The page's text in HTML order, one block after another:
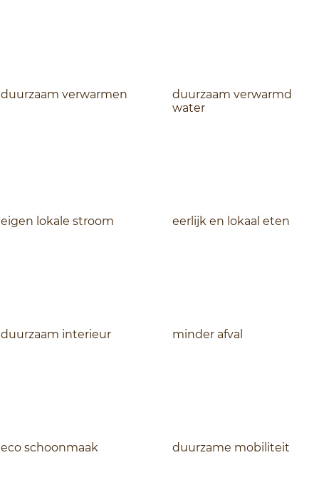
duurzaam verwarmen
duurzaam verwarmd
water
eigen lokale stroom eerlijk en lokaal eten
duurzaam interieur minder afval
eco schoonmaak duurzame mobiliteit